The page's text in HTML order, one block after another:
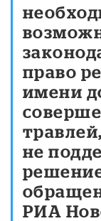
право
имени
не
РИА